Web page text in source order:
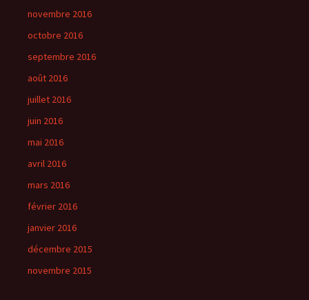
novembre 2016
octobre 2016
septembre 2016
août 2016
juillet 2016
juin 2016
mai 2016
avril 2016
mars 2016
février 2016
janvier 2016
décembre 2015
novembre 2015